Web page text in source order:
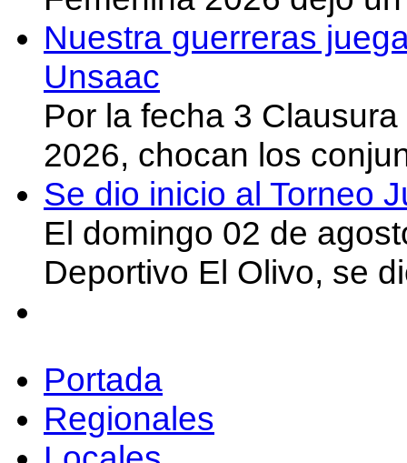
Nuestra guerreras
Unsaac
Por la fecha 3
2026, chocan los
Se dio inicio al Torneo
El domingo 02 de
Deportivo El Olivo, se
Portada
Regionales